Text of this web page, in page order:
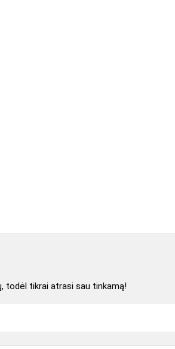
todėl tikrai atrasi sau tinkamą!